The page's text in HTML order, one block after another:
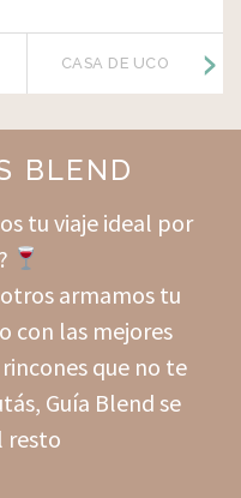
CASA DE UCO
BLEND
tu viaje ideal por
armamos tu
con las mejores
que no te
Guía Blend se
resto